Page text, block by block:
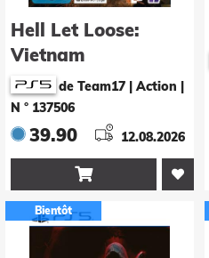
Hell Let Loose:
Vietnam
de Team17 | Action
N ° 137506
39.90 12.08.2026

Bientôt